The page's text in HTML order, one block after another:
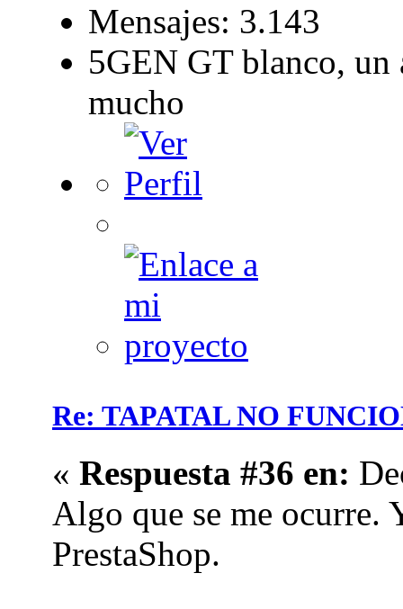
Mensajes: 3.143
5GEN GT blanco, un
mucho
Re: TAPATAL NO
« Respuesta #36 en:
Algo que se me ocurre.
PrestaShop.